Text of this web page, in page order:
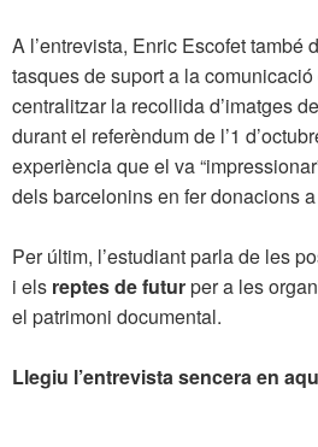
A l’entrevista, Enric Escofet també
tasques de suport a la comunicació
centralitzar la recollida d’imatges
durant el referèndum de l’1
experiència que el va
dels barcelonins en fer donacions a
Per últim, l’estudiant parla de les
i els reptes de futurper a les
el patrimoni documental.
Llegiu l’entrevista sencera en